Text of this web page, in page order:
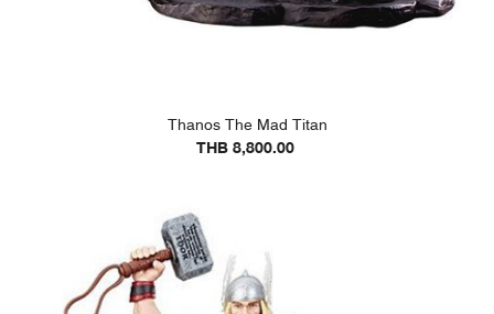
Thanos The Mad Titan
THB 8,800.00